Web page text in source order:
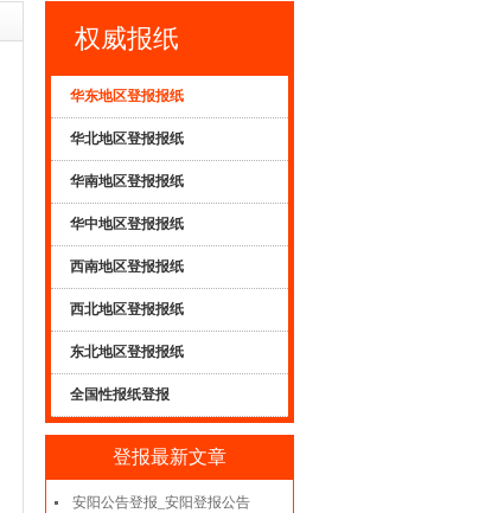
权威报纸
华东地区登报报纸
华北地区登报报纸
华南地区登报报纸
华中地区登报报纸
西南地区登报报纸
西北地区登报报纸
东北地区登报报纸
全国性报纸登报
登报最新文章
安阳公告登报_安阳登报公告